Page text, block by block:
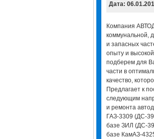
Дата:
Компания
коммунальной,
и запасных
опыту и
подберем для
части в
качество,
Предлагает к
следующим
и ремонта
ГАЗ-3309 (ДС-
базе ЗИЛ (ДС-
базе КамАЗ-